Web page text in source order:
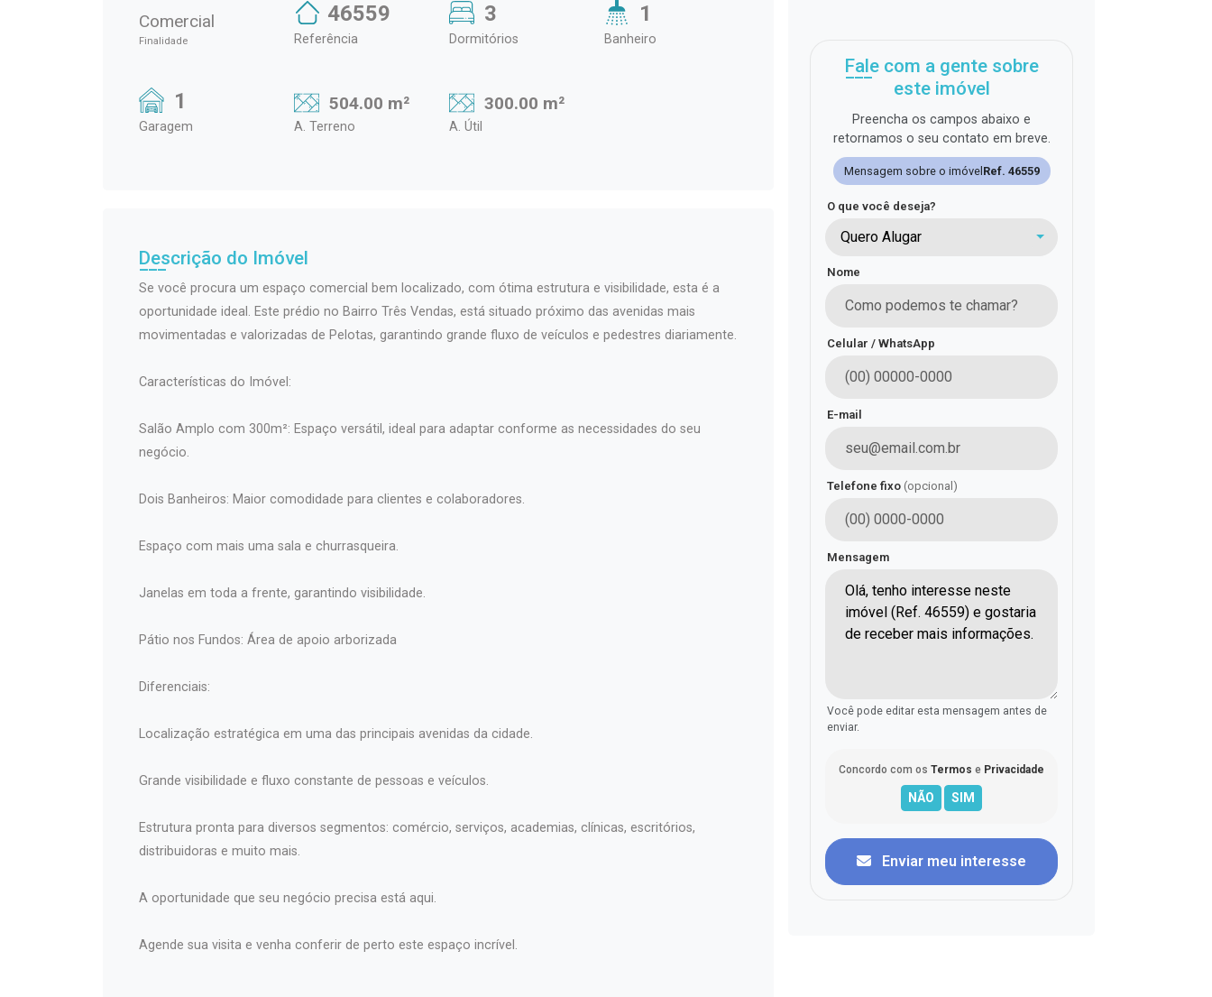
Comercial
Finalidade
46559
Referência
3
Dormitórios
1
Banheiro
1
Garagem
504.00 m²
A. Terreno
300.00 m²
A. Útil
Descrição do Imóvel
Se você procura um espaço comercial bem localizado, com ótima estrutura e visibilidade, esta é a
oportunidade ideal. Este prédio no Bairro Três Vendas, está situado próximo das avenidas mais
movimentadas e valorizadas de Pelotas, garantindo grande fluxo de veículos e pedestres diariamente.
Características do Imóvel:
Salão Amplo com 300m²: Espaço versátil, ideal para adaptar conforme as necessidades do seu
negócio.
Dois Banheiros: Maior comodidade para clientes e colaboradores.
Espaço com mais uma sala e churrasqueira.
Janelas em toda a frente, garantindo visibilidade.
Pátio nos Fundos: Área de apoio arborizada
Diferenciais:
Localização estratégica em uma das principais avenidas da cidade.
Grande visibilidade e fluxo constante de pessoas e veículos.
Estrutura pronta para diversos segmentos: comércio, serviços, academias, clínicas, escritórios,
distribuidoras e muito mais.
A oportunidade que seu negócio precisa está aqui.
Agende sua visita e venha conferir de perto este espaço incrível.
Fale com a gente sobre
este imóvel
Preencha os campos abaixo e
retornamos o seu contato em breve.
Mensagem sobre o imóvel Ref. 46559
O que você deseja?
Quero Alugar
Nome
Celular / WhatsApp
E-mail
Telefone fixo (opcional)
Mensagem
Você pode editar esta mensagem antes de
enviar.
Concordo com os Termos e Privacidade
Enviar meu interesse